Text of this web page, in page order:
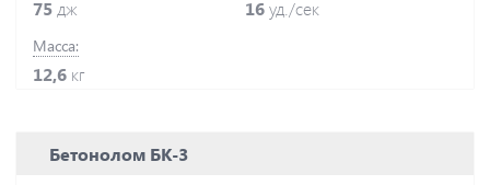
75 дж 16уд./сек
Масса:
12,6 кг
Бетонолом БК-3